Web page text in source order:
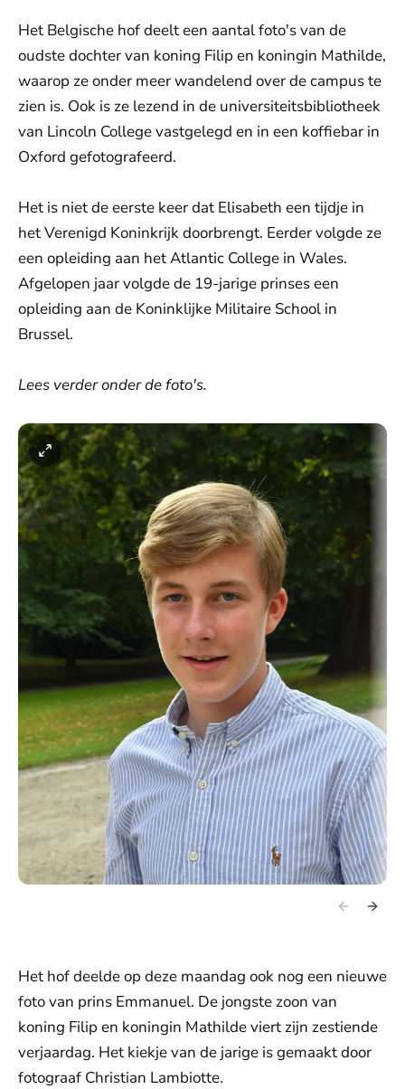
Het Belgische hof deelt een aantal foto's van de
oudste dochter van koning Filip en koningin Mathilde,
waarop ze onder meer wandelend over de campus te
zien is. Ook is ze lezend in de universiteitsbibliotheek
van Lincoln College vastgelegd en in een koffiebar in
Oxford gefotografeerd.
Het is niet de eerste keer dat Elisabeth een tijdje in
het Verenigd Koninkrijk doorbrengt. Eerder volgde ze
een opleiding aan het Atlantic College in Wales.
Afgelopen jaar volgde de 19-jarige prinses een
opleiding aan de Koninklijke Militaire School in
Brussel.
Lees verder onder de foto's.
Het hof deelde op deze maandag ook nog een nieuwe
foto van prins Emmanuel. De jongste zoon van
koning Filip en koningin Mathilde viert zijn zestiende
verjaardag. Het kiekje van de jarige is gemaakt door
fotograaf Christian Lambiotte.